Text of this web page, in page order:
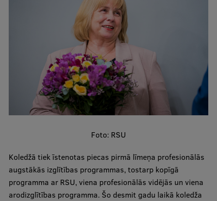
Studentu dzīve
Studiju norises vietas
Fakultātes
Mūsu cilvēki
Stratēģija
Struktūra
Vēsture un tradīcijas
Identitāte
RSU fonds
Aula
Foto: RSU
Koledžā tiek īstenotas piecas pirmā līmeņa profesionālās
augstākās izglītības programmas, tostarp kopīgā
programma ar RSU, viena profesionālās vidējās un viena
arodizglītības programma. Šo desmit gadu laikā koledža